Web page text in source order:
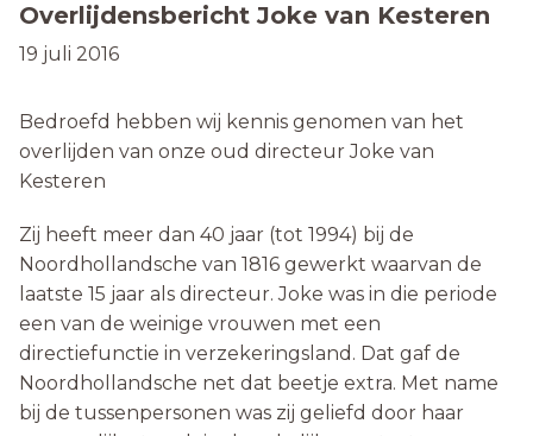
Overlijdensbericht Joke van Kesteren
19 juli 2016
Bedroefd hebben wij kennis genomen van het
overlijden van onze oud directeur Joke van
Kesteren
Zij heeft meer dan 40 jaar (tot 1994) bij de
Noordhollandsche van 1816 gewerkt waarvan de
laatste 15 jaar als directeur. Joke was in die periode
een van de weinige vrouwen met een
directiefunctie in verzekeringsland. Dat gaf de
Noordhollandsche net dat beetje extra. Met name
bij de tussenpersonen was zij geliefd door haar